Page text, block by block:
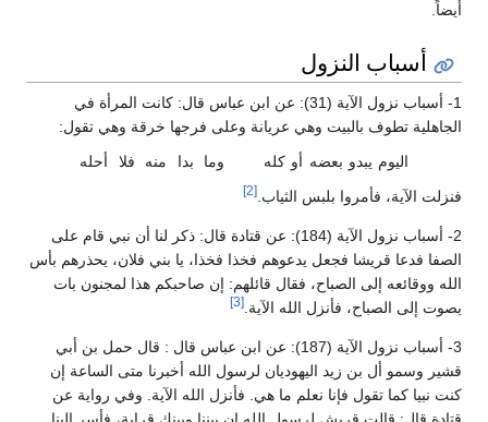
أيضاً.
أسباب النزول
1- أسباب نزول الآية (31): عن ابن عباس قال: كانت المرأة في
الجاهلية تطوف بالبيت وهي عريانة وعلى فرجها خرقة وهي تقول:
اليوم يبدو بعضه أو كله
وما بدا منه فلا أحله
فنزلت الآية، فأمروا بلبس الثياب. [2]
2- أسباب نزول الآية (184): عن قتادة قال: ذكر لنا أن نبي قام على
الصفا فدعا قريشا فجعل يدعوهم فخذا فخذا، يا بني فلان، يحذرهم بأس
الله ووقائعه إلى الصباح، فقال قائلهم: إن صاحبكم هذا لمجنون بات
يصوت إلى الصباح، فأنزل الله الآية. [3]
3- أسباب نزول الآية (187): عن ابن عباس قال : قال حمل بن أبي
قشير وسمو أل بن زيد اليهوديان لرسول الله أخبرنا متى الساعة إن
كنت نبيا كما تقول فإنا نعلم ما هي. فأنزل الله الآية. وفي رواية عن
قتادة قال: قالت قريش لرسول الله إن بيننا وبينك قرابة، فأسر إلينا